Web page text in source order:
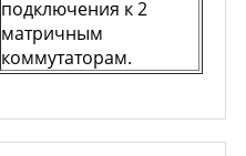
подключения к 2
матричным
коммутаторам.